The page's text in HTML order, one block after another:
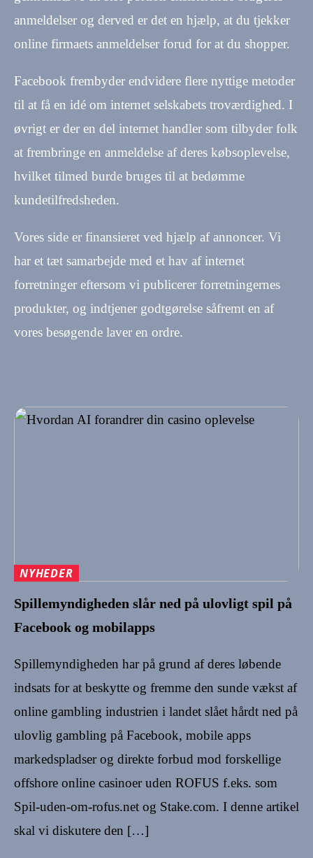
anmeldelser og derved er det en hjælp, at du tjekker
online firmaets anmeldelser forud for at du shopper.
Facebook frembyder endvidere flere nyttige metoder
til at få en idé om internet selskabets troværdighed. I
øvrigt er der en del internet handler som tilbyder folk
at frembringe en anmeldelse af deres købsoplevelse,
hvilket tilmed burde bruges til at bedømme
kundetilfredsheden.
Vores side er finansieret ved hjælp af annoncer. Vi
har et tæt samarbejde med et hav af internet
forretninger eftersom vi publicerer forretningernes
produkter, og indtjener godtgørelse såfremt en af
vores besøgende laver en ordre.
NYHEDER
Spillemyndigheden slår ned på ulovligt spil på
Facebook og mobilapps
Spillemyndigheden har på grund af deres løbende
indsats for at beskytte og fremme den sunde vækst af
online gambling industrien i landet slået hårdt ned på
ulovlig gambling på Facebook, mobile apps
markedspladser og direkte forbud mod forskellige
offshore online casinoer uden ROFUS f.eks. som
Spil-uden-om-rofus.net og Stake.com. I denne artikel
skal vi diskutere den […]